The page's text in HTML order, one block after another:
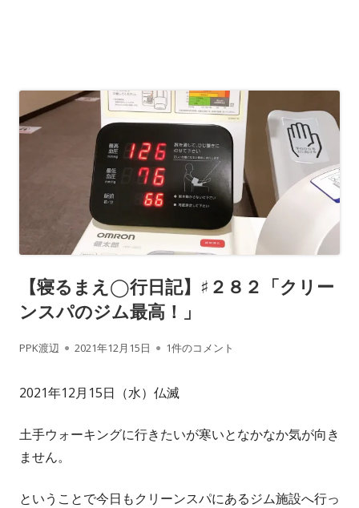
【寝るまえ◯行日記】♯２８２「クリー
ンスパのジム最高！」
作
PPK渡辺
公
2021年12月15日 【寝るまえ◯行日記】♯２８２「クリー
1件のコメント
2021年12月15日（水）仏滅
土手ウォーキングに行きたいが寒いとなかなか気が向き
ません。
ということで今日もクリーンスパにあるジム施設へ行っ